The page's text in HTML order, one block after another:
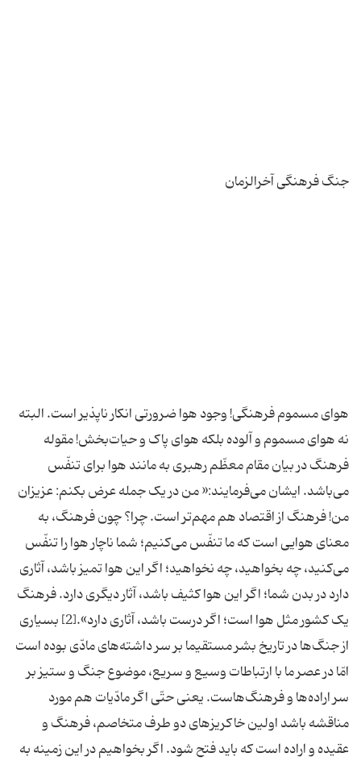
هوای مسموم فرهنگی! وجود هوا ضرورتی انکار ناپذیر است. البته
نه هوای مسموم و آلوده بلکه هوای پاک و حیات‌بخش! مقوله
فرهنگ در بیان مقام معظّم رهبری به مانند هوا برای تنفّس
می‌باشد. ایشان می‌فرمایند:« من در یک جمله عرض بکنم: عزیزان
من! فرهنگ از اقتصاد هم مهم‌تر است. چرا؟ چون فرهنگ، به
معنای هوایی است که ما تنفّس می‌کنیم؛ شما ناچار هوا را تنفّس
می‌کنید، چه بخواهید، چه نخواهید؛ اگر این هوا تمیز باشد، آثاری
دارد در بدن شما؛ اگر این هوا کثیف باشد، آثار دیگری دارد. فرهنگ
یک کشور مثل هوا است؛ اگر درست باشد، آثاری دارد».[2] بسیاری
از جنگ‌ها در تاریخ بشر مستقیما بر سر داشته‌های مادّی بوده است
امّا در عصر ما با ارتباطات وسیع و سریع، موضوع جنگ و ستیز بر
سر اراده‌ها و فرهنگ‌هاست. یعنی حتّی اگر مادّیات هم مورد
مناقشه باشد اولین خاکریزهای دو طرف متخاصم، فرهنگ و
عقیده و اراده است که باید فتح شود. اگر بخواهیم در این زمینه به